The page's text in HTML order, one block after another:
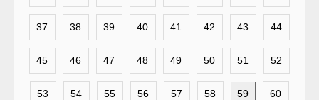
37 38 39 40 41 42 43 44
45 46 47 48 49 50 51 52
53 54 55 56 57 58 59 60